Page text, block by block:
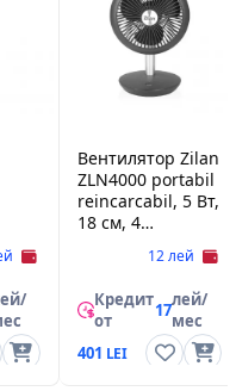
Вентилятор Zilan
ZLN4000 portabil
reincarcabil, 5 Вт,
18 см, 4
12 лей
Кредит
от
17лей/
мес
401